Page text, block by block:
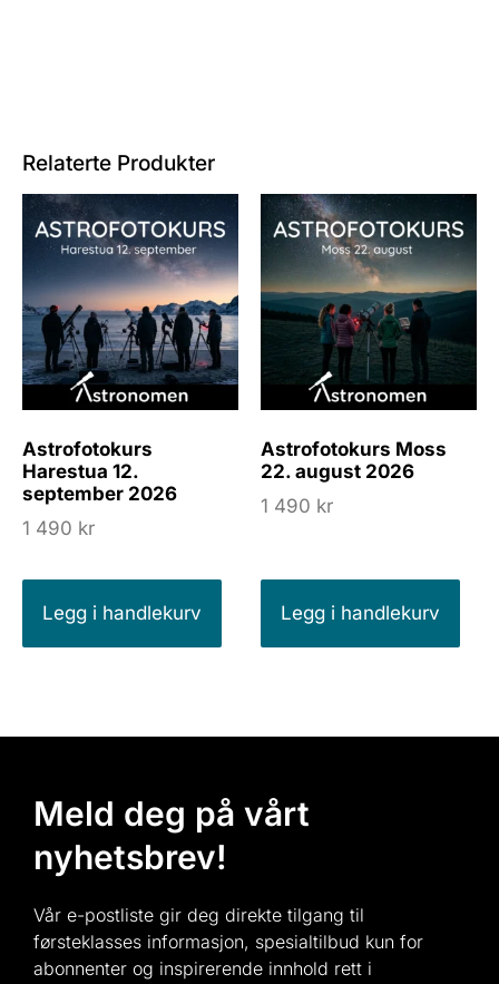
Relaterte Produkter
Astrofotokurs
Harestua 12.
september 2026
1 490 kr
Legg i handlekurv
Astrofotokurs Moss
22. august 2026
1 490 kr
Legg i handlekurv
Meld deg på vårt
nyhetsbrev!
Vår e-postliste gir deg direkte tilgang til
førsteklasses informasjon, spesialtilbud kun for
abonnenter og inspirerende innhold rett i